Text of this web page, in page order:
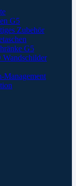
G5
Zubehör
G5
Management